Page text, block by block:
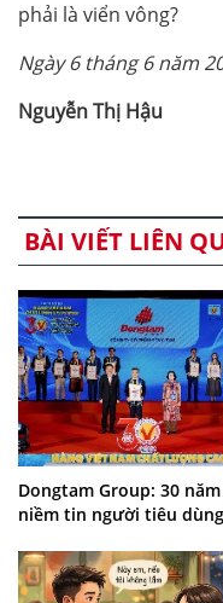
phải là viển vông?
Ngày 6 tháng 6 năm
Nguyễn Thị Hậu
BÀI VIẾT LIÊN
Dongtam Group: 30
niềm tin người tiêu dùng